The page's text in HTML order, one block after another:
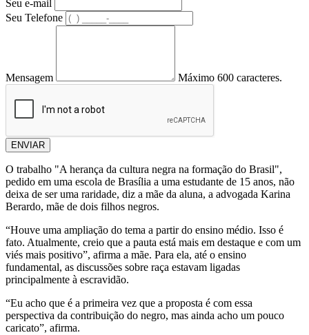
Seu e-mail
Seu Telefone
Mensagem Máximo 600 caracteres.
ENVIAR
O trabalho "A herança da cultura negra na formação do Brasil",
pedido em uma escola de Brasília a uma estudante de 15 anos, não
deixa de ser uma raridade, diz a mãe da aluna, a advogada Karina
Berardo, mãe de dois filhos negros.
“Houve uma ampliação do tema a partir do ensino médio. Isso é
fato. Atualmente, creio que a pauta está mais em destaque e com um
viés mais positivo”, afirma a mãe. Para ela, até o ensino
fundamental, as discussões sobre raça estavam ligadas
principalmente à escravidão.
“Eu acho que é a primeira vez que a proposta é com essa
perspectiva da contribuição do negro, mas ainda acho um pouco
caricato”, afirma.